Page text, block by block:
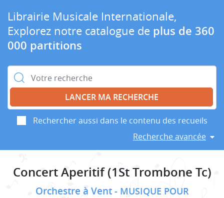
Librairie Musicale Internationale,
Explorez notre catalogue de plus de 360
000 partitions
Rechercher :
Rechercher aussi dans le contenu des recueils
Recherche avancée
Concert Aperitif (1St Trombone Tc)
Orchestre à Vent
MUSIQUE POUR